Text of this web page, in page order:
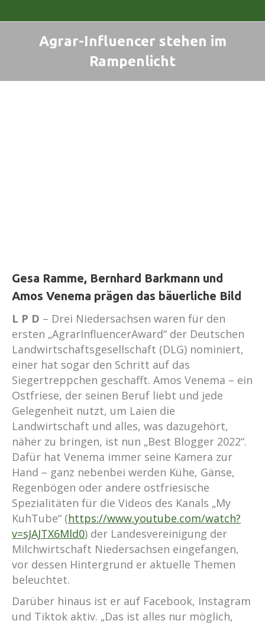
Agrar-Influencer stehen im
Rampenlicht
Sie befinden sich hier:
Gesa Ramme, Bernhard Barkmann und
Amos Venema prägen das bäuerliche Bild
L P D – Drei Niedersachsen waren für den
ersten „AgrarInfluencerAward“ der Deutschen
Landwirtschaftsgesellschaft (DLG) nominiert,
einer hat sogar den Schritt auf das
Siegertreppchen geschafft. Amos Venema – ein
Ostfriese, der seinen Beruf liebt und jede
Gelegenheit nutzt, um Laien die
Landwirtschaft und alles, was dazugehört,
näher zu bringen, ist nun „Best Blogger 2022“.
Dafür hat Venema immer seine Kamera zur
Hand – ganz nebenbei werden Kühe, Gänse,
Regenbögen oder andere ostfriesische
Spezialitäten für die Videos des Kanals „My
KuhTube“ (https://www.youtube.com/watch?
v=sJAJTX6Mld0) der Landesvereinigung der
Milchwirtschaft Niedersachsen eingefangen,
vor dessen Hintergrund er aktuelle Themen
beleuchtet.
Darüber hinaus ist er auf Facebook, Instagram
und Tiktok aktiv. „Das ist alles nur möglich,